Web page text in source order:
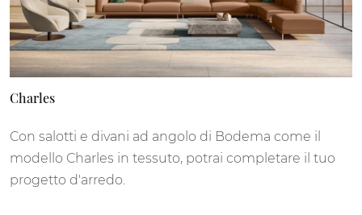
Charles
Con salotti e divani ad angolo di Bodema come il
modello Charles in tessuto, potrai completare il tuo
progetto d'arredo.